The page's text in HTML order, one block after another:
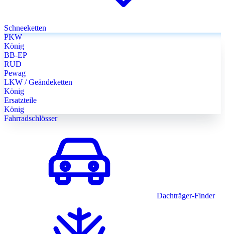
Schneeketten
PKW
König
BB-EP
RUD
Pewag
LKW / Geändeketten
König
Ersatzteile
König
Fahrradschlösser
Dachträger-Finder